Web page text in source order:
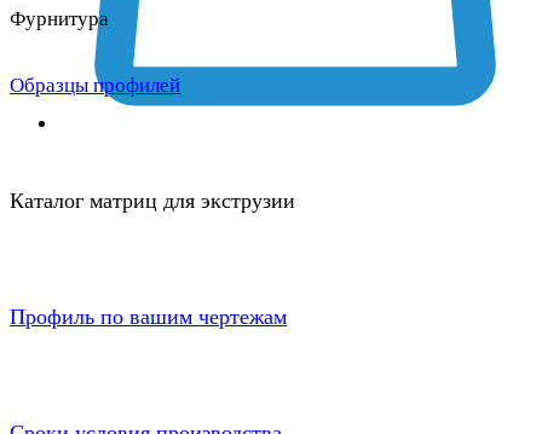
Фурнитура
Образцы профилей
Каталог матриц для экструзии
Профиль по вашим чертежам